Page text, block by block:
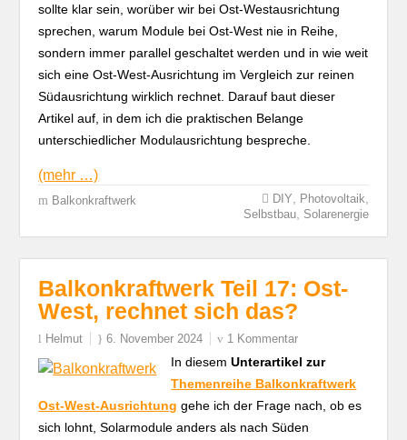
sollte klar sein, worüber wir bei Ost-Westausrichtung
sprechen, warum Module bei Ost-West nie in Reihe,
sondern immer parallel geschaltet werden und in wie weit
sich eine Ost-West-Ausrichtung im Vergleich zur reinen
Südausrichtung wirklich rechnet. Darauf baut dieser
Artikel auf, in dem ich die praktischen Belange
unterschiedlicher Modulausrichtung bespreche.
(mehr …)
Balkonkraftwerk DIY Photovoltaik
Selbstbau, Solarenergie
Balkonkraftwerk Teil 17: Ost-
West, rechnet sich das?
Helmut 6. November 2024 1 Kommentar
In diesemUnterartikel zur
Themenreihe Balkonkraftwerk
Ost-West-Ausrichtung gehe ich der Frage nach, ob es
sich lohnt, Solarmodule anders als nach Süden